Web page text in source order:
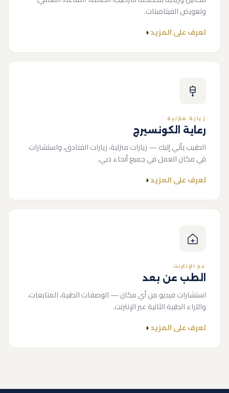
وتعويض الفيتامينات.
تعرف على المزيد
زيارة منزلية
رعاية الكونسيرج
الطبيب يأتي إليك — زيارات منزلية، زيارات الفنادق، واستشارات
في مكان العمل في جميع أنحاء دبي.
تعرف على المزيد
عبر الإنترنت
الطب عن بعد
استشارات فيديو من أي مكان — الوصفات الطبية، المتابعات،
والآراء الطبية الثانية عبر الإنترنت.
تعرف على المزيد